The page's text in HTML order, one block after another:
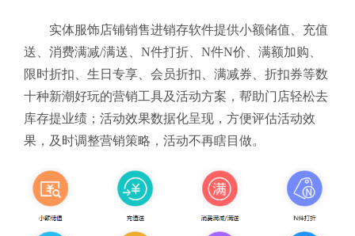
实体服饰店铺销售进销存软件提供小额储值、充值
送、消费满减/满送、N件打折、N件N价、满额加购、
限时折扣、生日专享、会员折扣、满减券、折扣券等数
十种新潮好玩的营销工具及活动方案，帮助门店轻松去
库存提业绩；活动效果数据化呈现，方便评估活动效
果，及时调整营销策略，活动不再瞎目做。